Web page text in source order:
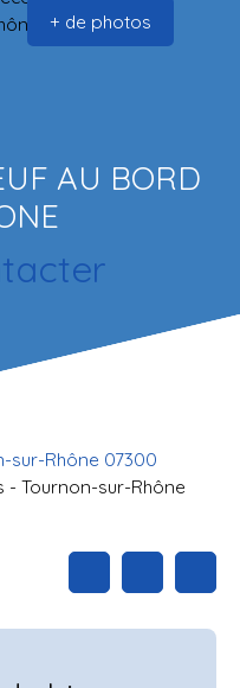
+ de photos
AU BORD
sur-Rhône 07300
Tournon-sur-Rhône